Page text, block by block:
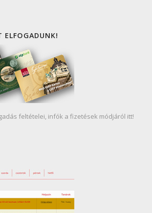
ELFOGADUNK!
feltételei, infók a fizetések módjáról itt!